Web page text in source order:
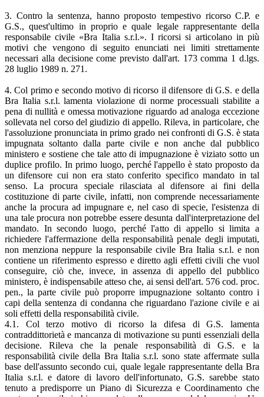
3. Contro la sentenza, hanno proposto tempestivo ricorso C.P. e
G.S., quest'ultimo in proprio e quale legale rappresentante della
responsabile civile «Bra Italia s.r.l.». I ricorsi si articolano in più
motivi che vengono di seguito enunciati nei limiti strettamente
necessari alla decisione come previsto dall'art. 173 comma 1 d.lgs.
28 luglio 1989 n. 271.
4. Col primo e secondo motivo di ricorso il difensore di G.S. e della
Bra Italia s.r.l. lamenta violazione di norme processuali stabilite a
pena di nullità e omessa motivazione riguardo ad analoga eccezione
sollevata nel corso del giudizio di appello. Rileva, in particolare, che
l'assoluzione pronunciata in primo grado nei confronti di G.S. è stata
impugnata soltanto dalla parte civile e non anche dal pubblico
ministero e sostiene che tale atto di impugnazione è viziato sotto un
duplice profilo. In primo luogo, perché l'appello è stato proposto da
un difensore cui non era stato conferito specifico mandato in tal
senso. La procura speciale rilasciata al difensore ai fini della
costituzione di parte civile, infatti, non comprende necessariamente
anche la procura ad impugnare e, nel caso di specie, l'esistenza di
una tale procura non potrebbe essere desunta dall'interpretazione del
mandato. In secondo luogo, perché l'atto di appello si limita a
richiedere l'affermazione della responsabilità penale degli imputati,
non menziona neppure la responsabile civile Bra Italia s.r.l. e non
contiene un riferimento espresso e diretto agli effetti civili che vuol
conseguire, ciò che, invece, in assenza di appello del pubblico
ministero, è indispensabile atteso che, ai sensi dell'art. 576 cod. proc.
pen., la parte civile può proporre impugnazione soltanto contro i
capi della sentenza di condanna che riguardano l'azione civile e ai
soli effetti della responsabilità civile.
4.1. Col terzo motivo di ricorso la difesa di G.S. lamenta
contraddittorietà e mancanza di motivazione su punti essenziali della
decisione. Rileva che la penale responsabilità di G.S. e la
responsabilità civile della Bra Italia s.r.l. sono state affermate sulla
base dell'assunto secondo cui, quale legale rappresentante della Bra
Italia s.r.l. e datore di lavoro dell'infortunato, G.S. sarebbe stato
tenuto a predisporre un Piano di Sicurezza e Coordinamento che